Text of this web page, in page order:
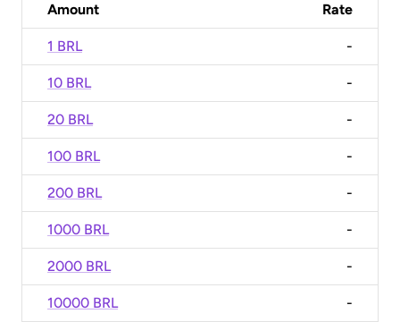
Amount Rate
1 BRL -
10 BRL -
20 BRL -
100 BRL -
200 BRL -
1000 BRL -
2000 BRL -
10000 BRL -